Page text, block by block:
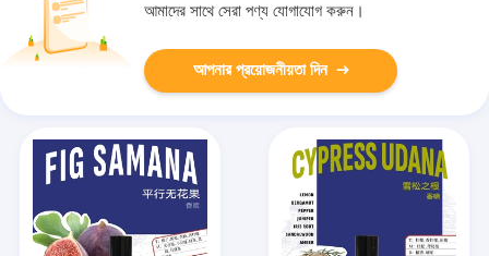
আমাদের সাথে সেরা পণ্য যোগাযোগ করুন।
আপনার প্রয়োজনীয়তা দিন